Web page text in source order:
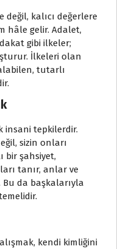
değil, kalıcı değerlere
hâle gelir. Adalet,
gibi ilkeler;
İlkeleri olan
tutarlı
insani tepkilerdir.
sizin onları
bir şahsiyet,
tanır, anlar ve
Bu da başkalarıyla
kendi kimliğini